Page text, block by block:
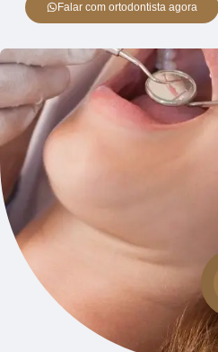
Falar com ortodontista agora